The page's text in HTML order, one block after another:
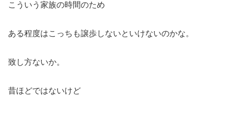
こういう家族の時間のため
ある程度はこっちも譲歩しないといけないのかな。
致し方ないか。
昔ほどではないけど